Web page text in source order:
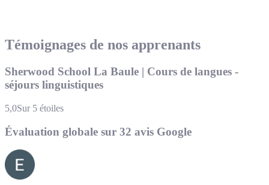
Témoignages de nos apprenants
Sherwood School La Baule | Cours de langues -
séjours linguistiques
5,0Sur 5 étoiles
Évaluation globale sur 32 avis Google